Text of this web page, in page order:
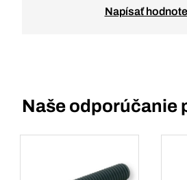
Napísať
Naše odporúčanie